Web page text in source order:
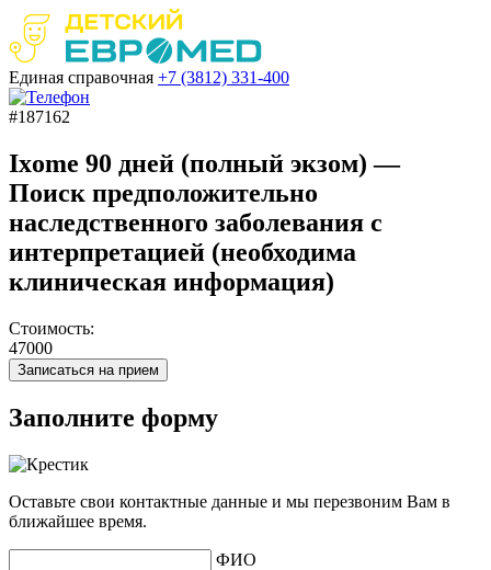
Единая справочная +7 (3812) 331-400
#187162
Ixome 90 дней (полный экзом) —
Поиск предположительно
наследственного заболевания с
интерпретацией (необходима
клиническая информация)
Стоимость:
47000
Записаться на прием
Заполните форму
Оставьте свои контактные данные и мы перезвоним Вам в
ближайшее время.
ФИО